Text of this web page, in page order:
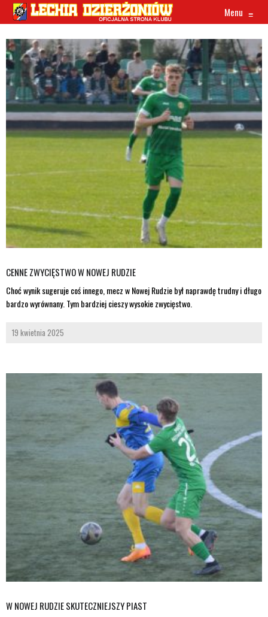
Menu ≡
CENNE ZWYCIĘSTWO W NOWEJ RUDZIE
Choć wynik sugeruje coś innego, mecz w Nowej Rudzie był naprawdę trudny i długo
bardzo wyrównany. Tym bardziej cieszy wysokie zwycięstwo.
19 kwietnia 2025
W NOWEJ RUDZIE SKUTECZNIEJSZY PIAST